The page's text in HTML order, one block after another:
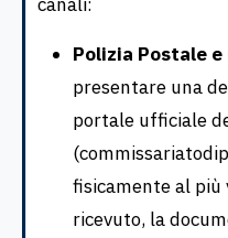
Polizia Postale
presentare una
portale ufficiale
fisicamente al più
ricevuto, la